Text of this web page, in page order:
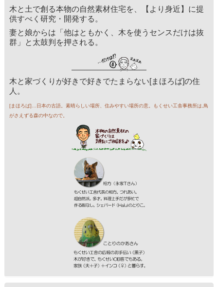
木と土で創る本物の自然素材住宅を、【より身近】に提
供すべく研究・開発する。
妻と娘からは「他はともかく、木を使うセンスだけは抜
群」と太鼓判を押される。
木と家づくりが好きで好きでたまらない[まほろば]の住
人。
[まほろば]…日本の古語。素晴らしい場所、住みやすい場所の意。もくせい工舎事務所は,鳥
がさえずる森の中なので。